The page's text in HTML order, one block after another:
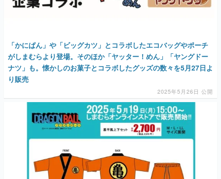
「かにぱん」や「ビッグカツ」とコラボしたエコバッグやポーチ
がしまむらより登場。そのほか「ヤッター！めん」「ヤングドー
ナツ」も。懐かしのお菓子とコラボしたグッズの数々を5月27日よ
り販売
2025年5月26日 公開